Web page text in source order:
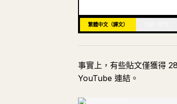
繁體中文（譯文）
事實上，有些貼文僅獲得
YouTube 連結。